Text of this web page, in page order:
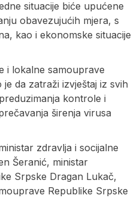
situacije biće upućene
obavezujućih mjera, s
kao i ekonomske situacije
i lokalne samouprave
da zatraži izvještaj iz svih
kontrole i
širenja virusa
zdravlja i socijalne
Šeranić, ministar
Srpske Dragan Lukač,
Republike Srpske